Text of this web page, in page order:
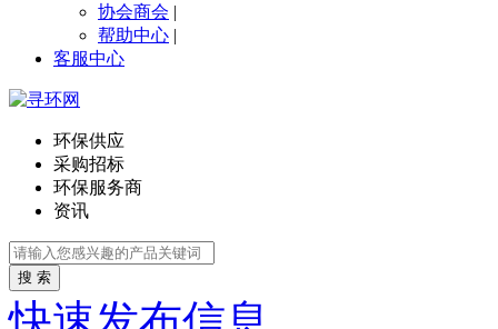
协会商会 |
帮助中心 |
客服中心
环保供应
采购招标
环保服务商
资讯
搜 索